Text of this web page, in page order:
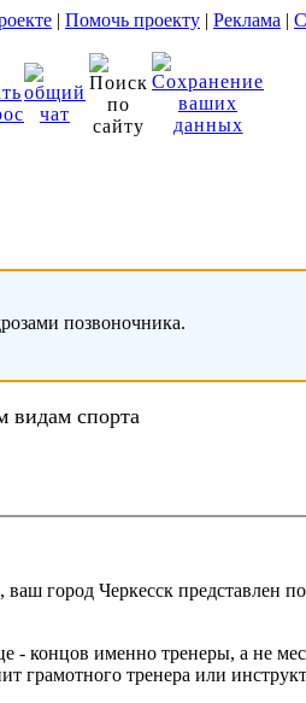
| Помочь проекту | Реклама |
позвоночника.
видам спорта
город Черкесск представлен
- концов именно тренеры, а не
грамотного тренера или